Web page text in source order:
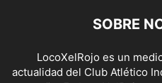
SOBRE
LocoXelRojo es un
actualidad del Club Atlético